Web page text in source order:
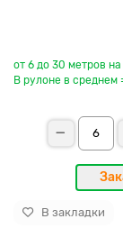
от 6 до 30 метров
В рулоне в среднем
В закладки